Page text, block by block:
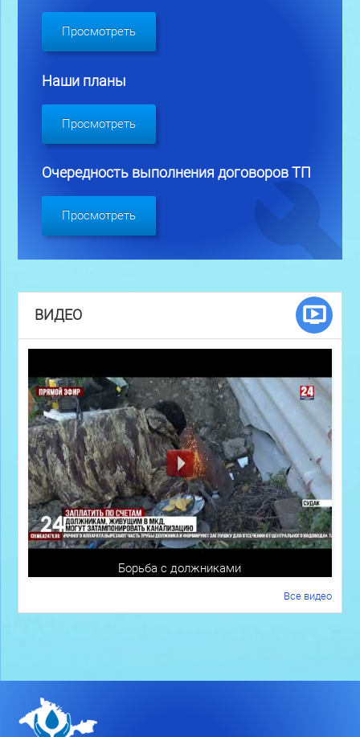
Просмотреть
Наши планы
Просмотреть
Очередность выполнения договоров ТП
Просмотреть
ВИДЕО
Борьба с должниками
Все видео